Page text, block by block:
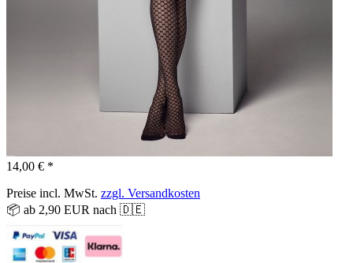
14,00 € *
Preise incl. MwSt. zzgl. Versandkosten
📦 ab 2,90 EUR nach 🇩🇪